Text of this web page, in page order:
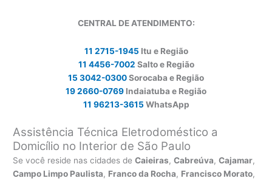
CENTRAL DE ATENDIMENTO:
11 2715-1945 Itu e Região
11 4456-7002 Salto e Região
15 3042-0300Sorocaba e Região
19 2660-0769 Indaiatuba e Região
11 96213-3615 WhatsApp
Assistência Técnica Eletrodoméstico a
Domicílio no Interior de São Paulo
Se você reside nas cidades deCaieiras,Cabreúva,Cajamar,
Campo Limpo Paulista, Franco da Rocha, Francisco Morato,